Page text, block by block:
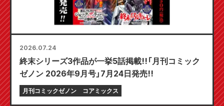
2026.07.24
終末シリーズ3作品が一挙5話掲載!!「月刊コミック
ゼノン 2026年9月号」7月24日発売!!
月刊コミックゼノン コアミックス